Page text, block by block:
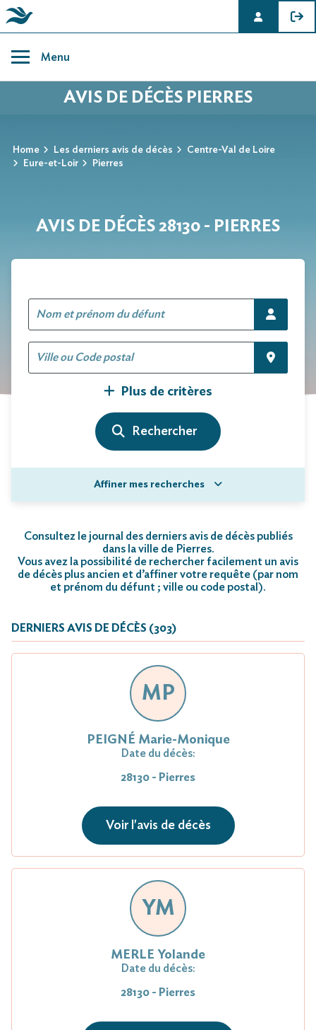
content
Menu
AVIS DE DÉCÈS PIERRES
Home Les derniers avis de décès
Centre-Val de Loire
Eure-et-Loir
Pierres
AVIS DE DÉCÈS 28130 - PIERRES
Plus de critères
Affiner mes recherches
Consultez le journal des derniers avis de décès publiés
dans la ville de Pierres.
Vous avez la possibilité de rechercher facilement un avis
de décès plus ancien et d’affiner votre requête (par nom
et prénom du défunt ; ville ou code postal).
DERNIERS AVIS DE DÉCÈS (303)
MP
PEIGNÉ Marie-Monique
Date du décès:
28130 - Pierres
Voir l'avis de décès
YM
MERLE Yolande
Date du décès:
28130 - Pierres